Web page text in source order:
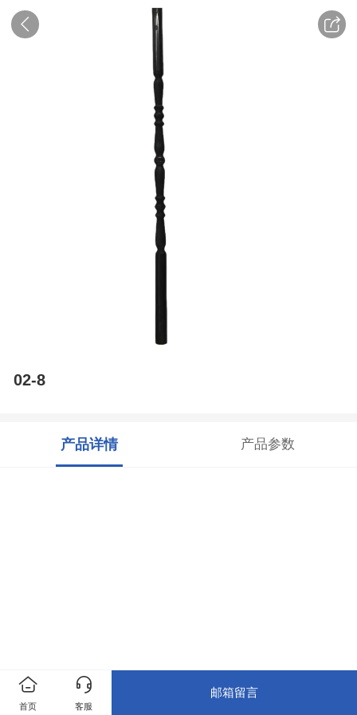
02-8
产品详情 产品参数
首页 客服
邮箱留言